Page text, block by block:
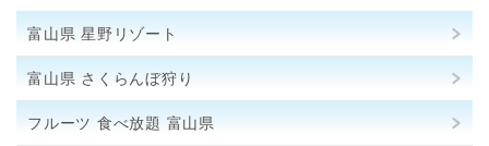
富山県 星野リゾート
富山県 さくらんぼ狩り
フルーツ 食べ放題 富山県